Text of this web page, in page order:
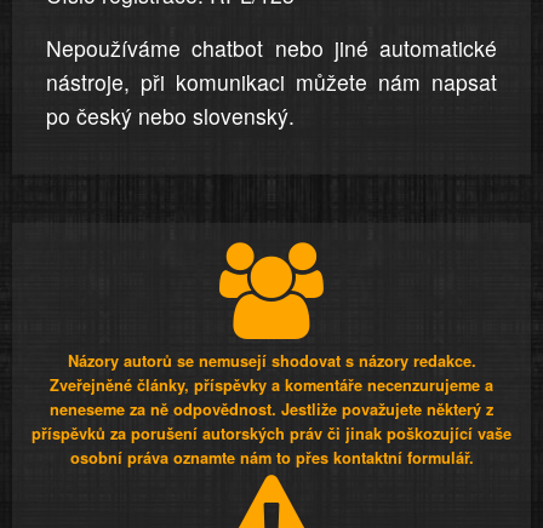
Nepoužíváme chatbot nebo jiné automatické
nástroje, při komunikaci můžete nám napsat
po český nebo slovenský.
Názory autorů se nemusejí shodovat s názory redakce.
Zveřejněné články, příspěvky a komentáře necenzurujeme a
neneseme za ně odpovědnost. Jestliže považujete některý z
příspěvků za porušení autorských práv či jinak poškozující vaše
osobní práva oznamte nám to přes kontaktní formulář.